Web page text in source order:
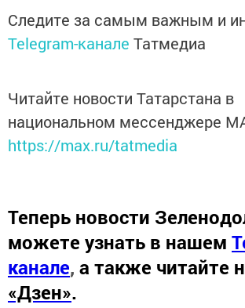
Следите за самым важным и
Telegram-канале Татмедиа
Читайте новости Татарстана в
национальном мессенджере
https://max.ru/tatmedia
Теперь новости
можете узнать в нашем
канале, а также читайте
«Дзен».